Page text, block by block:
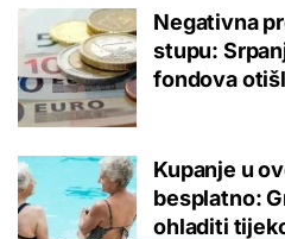
Negativna
stupu:
fondova
Kupanje u
besplatno:
ohladiti